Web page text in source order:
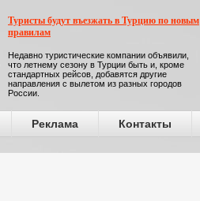
Туристы будут въезжать в Турцию по новым
правилам
Недавно туристические компании объявили,
что летнему сезону в Турции быть и, кроме
стандартных рейсов, добавятся другие
направления с вылетом из разных городов
России.
Реклама Контакты